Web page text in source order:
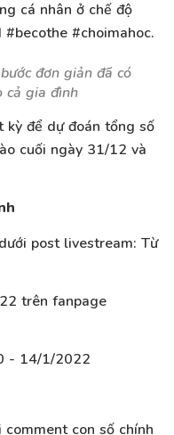
cá nhân ở chế độ
#choimahoc.
đơn giản đã có
cả gia đình
kỳ để dự đoán tổng số
cuối ngày 31/12 và
post livestream: Từ
trên fanpage
- 14/1/2022
con số chính